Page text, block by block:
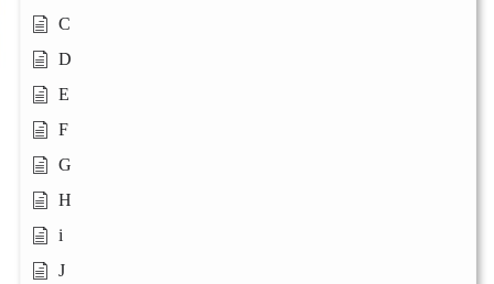
C
D
E
F
G
H
i
J